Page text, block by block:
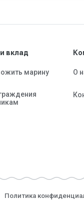
вклад
марину О
Политика